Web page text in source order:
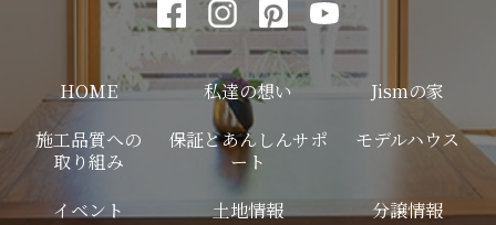
HOME 私達の想い
Jismの家
施工品質への
取り組み
保証とあんしんサポ
ート
モデルハウス
イベント 土地情報
分譲情報